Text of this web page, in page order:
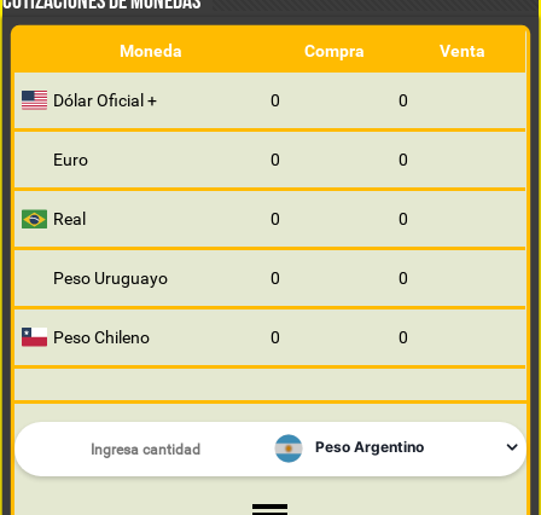
Moneda Compra Venta
Dólar Oficial + 0 0
Euro 0 0
Real 0 0
Peso Uruguayo 0 0
Peso Chileno 0 0